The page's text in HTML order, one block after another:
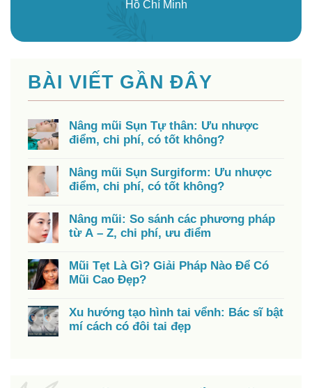
Hồ Chí Minh
BÀI VIẾT GẦN ĐÂY
Nâng mũi Sụn Tự thân: Ưu nhược
điểm, chi phí, có tốt không?
Nâng mũi Sụn Surgiform: Ưu nhược
điểm, chi phí, có tốt không?
Nâng mũi: So sánh các phương pháp
từ A – Z, chi phí, ưu điểm
Mũi Tẹt Là Gì? Giải Pháp Nào Để Có
Mũi Cao Đẹp?
Xu hướng tạo hình tai vểnh: Bác sĩ bật
mí cách có đôi tai đẹp